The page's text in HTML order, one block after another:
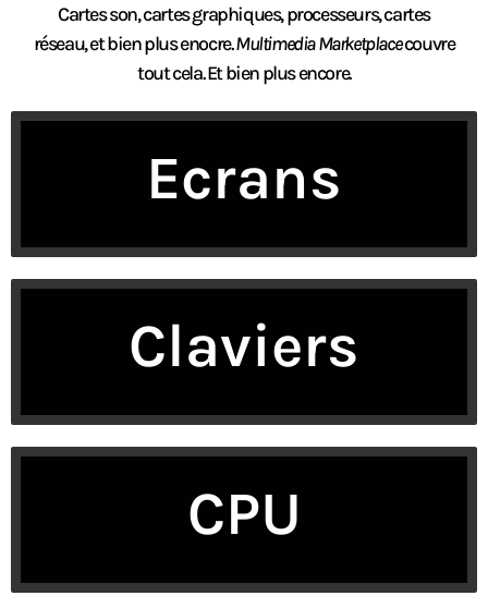
Cartes son, cartes graphiques, processeurs, cartes
réseau, et bien plus enocre.Multimedia Marketplacecouvre
tout cela. Et bien plus encore.
Ecrans
Claviers
CPU